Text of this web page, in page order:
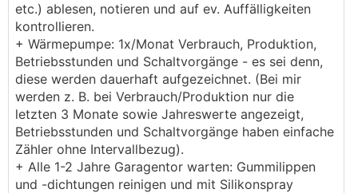
etc.) ablesen, notieren und auf ev. Auffälligkeiten
kontrollieren.
+ Wärmepumpe: 1x/Monat Verbrauch, Produktion,
Betriebsstunden und Schaltvorgänge - es sei denn,
diese werden dauerhaft aufgezeichnet. (Bei mir
werden z. B. bei Verbrauch/Produktion nur die
letzten 3 Monate sowie Jahreswerte angezeigt,
Betriebsstunden und Schaltvorgänge haben einfache
Zähler ohne Intervallbezug).
+ Alle 1-2 Jahre Garagentor warten: Gummilippen
und -dichtungen reinigen und mit Silikonspray